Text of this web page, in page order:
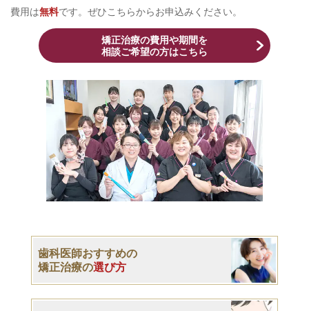
費用は無料です。ぜひこちらからお申込みください。
矯正治療の費用や期間を
相談ご希望の方はこちら
歯科医師おすすめの
矯正治療の選び方